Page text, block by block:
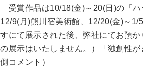
受賞作品は10/18(金)～20(日)の「ハ
12/9(月)熊川宿美術館、12/20(金)～1/
すにて展示された後、弊社にてお預
の展示はいたしません。）「独創性
側コメント）